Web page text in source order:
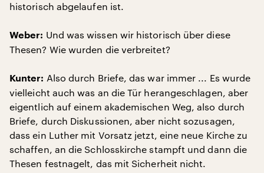
historisch abgelaufen ist.
Weber: Und was wissen wir historisch über diese
Thesen? Wie wurden die verbreitet?
Kunter: Also durch Briefe, das war immer ... Es wurde
vielleicht auch was an die Tür herangeschlagen, aber
eigentlich auf einem akademischen Weg, also durch
Briefe, durch Diskussionen, aber nicht sozusagen,
dass ein Luther mit Vorsatz jetzt, eine neue Kirche zu
schaffen, an die Schlosskirche stampft und dann die
Thesen festnagelt, das mit Sicherheit nicht.